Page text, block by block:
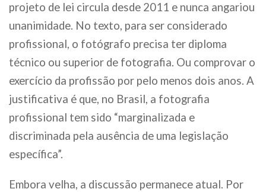
projeto de lei circula desde 2011 e nunca angariou
unanimidade. No texto, para ser considerado
profissional, o fotógrafo precisa ter diploma
técnico ou superior de fotografia. Ou comprovar o
exercício da profissão por pelo menos dois anos. A
justificativa é que, no Brasil, a fotografia
profissional tem sido “marginalizada e
discriminada pela ausência de uma legislação
específica”.
Embora velha, a discussão permanece atual. Por